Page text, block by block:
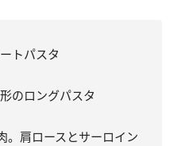
トパスタ
のロングパスタ
。肩ロースとサーロイン